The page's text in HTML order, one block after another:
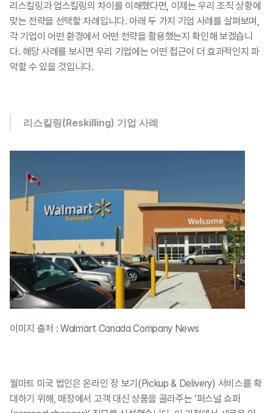
리스킬링과 업스킬링의 차이를 이해했다면, 이제는 우리 조직 상황에
맞는 전략을 선택할 차례입니다. 아래 두 가지 기업 사례를 살펴보며,
각 기업이 어떤 환경에서 어떤 전략을 활용했는지 확인해 보겠습니
다. 해당 사례를 보시면 우리 기업에는 어떤 접근이 더 효과적인지 파
악할 수 있을 것입니다.​
리스킬링(Reskilling) 기업 사례
이미지 출처 : Walmart Canada Company News
월마트 미국 법인은 온라인 장 보기(Pickup & Delivery) 서비스를 확
대하기 위해, 매장에서 고객 대신 상품을 골라주는 ‘퍼스널 쇼퍼